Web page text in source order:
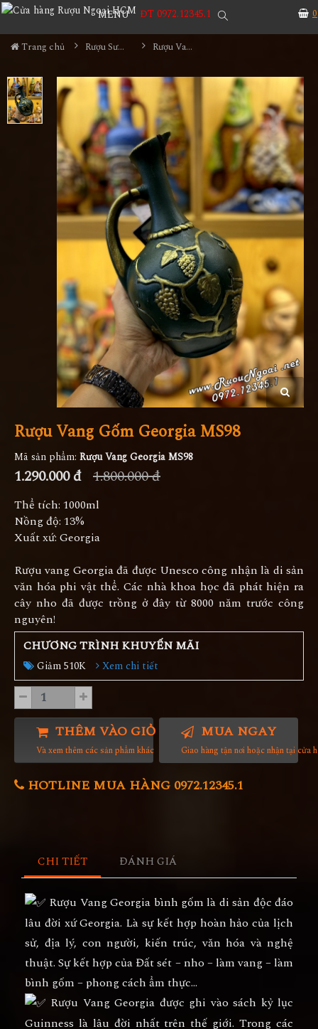
0
MENU ĐT 0972.12345.1
Trang chủ Rượu Sưu Tầm - Nga Rượu Vang Gốm Georgia MS98
Rượu Vang Gốm Georgia MS98
Mã sản phẩm: Rượu Vang Georgia MS98
1.290.000 đ 1.800.000 đ
Thể tích: 1000ml
Nồng độ: 13%
Xuất xứ: Georgia
Rượu vang Georgia đã được Unesco công nhận là di sản
văn hóa phi vật thể. Các nhà khoa học đã phát hiện ra
cây nho đã được trồng ở đây từ 8000 năm trước công
nguyên!
CHƯƠNG TRÌNH KHUYẾN MÃI
Giảm 510K Xem chi tiết
THÊM VÀO GIỎ HÀNG
Và xem thêm các sản phẩm khác
MUA NGAY
Giao hàng tận nơi hoặc nhận tại cửa
HOTLINE MUA HÀNG 0972.12345.1
CHI TIẾT ĐÁNH GIÁ
Rượu Vang Georgia bình gốm là di sản độc đáo
lâu đời xứ Georgia. Là sự kết hợp hoàn hảo của lịch
sử, địa lý, con người, kiến trúc, văn hóa và nghệ
thuật. Sự kết hợp của Đất sét – nho – làm vang – làm
bình gốm – phong cách ẩm thực…
Rượu Vang Georgia được ghi vào sách kỷ lục
Guinness là lâu đời nhất trên thế giới. Trong các